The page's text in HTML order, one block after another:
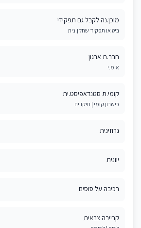
מוכן.נה לקבל גם תפקידי
ביט או תפקיד שחקן.נית
חבר.ת ארגון
א.מ.י
קומי.ת סטנדאפיסט.ית
כישרון קומי | חיקויים
גרוזינית
יוונית
רכיבה על סוסים
קריירה צבאית